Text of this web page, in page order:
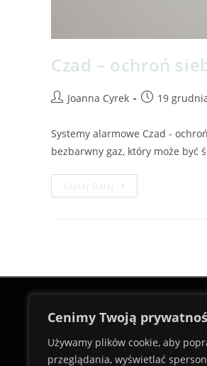
Cenimy Twoją
Używamy plików cookie, aby
przeglądania, wyświetlać
Czad – ochroń
Joanna Cyrek 19
Systemy alarmowe Czad -
bezbarwny gaz, który może być
Czytaj Dalej
Innowacyjne